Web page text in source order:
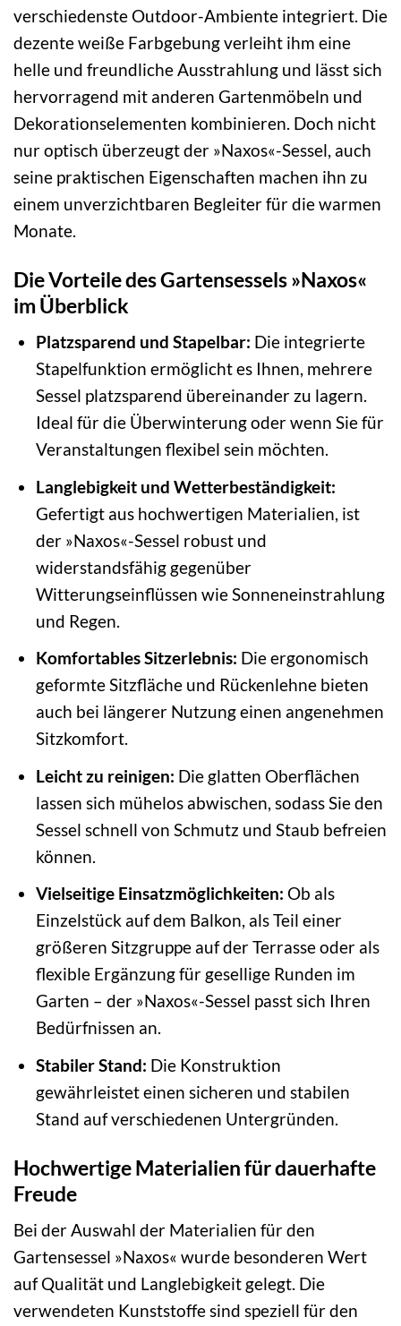
verschiedenste Outdoor-Ambiente integriert. Die
dezente weiße Farbgebung verleiht ihm eine
helle und freundliche Ausstrahlung und lässt sich
hervorragend mit anderen Gartenmöbeln und
Dekorationselementen kombinieren. Doch nicht
nur optisch überzeugt der »Naxos«-Sessel, auch
seine praktischen Eigenschaften machen ihn zu
einem unverzichtbaren Begleiter für die warmen
Monate.
Die Vorteile des Gartensessels »Naxos«
im Überblick
Platzsparend und Stapelbar: Die integrierte
Stapelfunktion ermöglicht es Ihnen, mehrere
Sessel platzsparend übereinander zu lagern.
Ideal für die Überwinterung oder wenn Sie für
Veranstaltungen flexibel sein möchten.
Langlebigkeit und Wetterbeständigkeit:
Gefertigt aus hochwertigen Materialien, ist
der »Naxos«-Sessel robust und
widerstandsfähig gegenüber
Witterungseinflüssen wie Sonneneinstrahlung
und Regen.
Komfortables Sitzerlebnis: Die ergonomisch
geformte Sitzfläche und Rückenlehne bieten
auch bei längerer Nutzung einen angenehmen
Sitzkomfort.
Leicht zu reinigen: Die glatten Oberflächen
lassen sich mühelos abwischen, sodass Sie den
Sessel schnell von Schmutz und Staub befreien
können.
Vielseitige Einsatzmöglichkeiten: Ob als
Einzelstück auf dem Balkon, als Teil einer
größeren Sitzgruppe auf der Terrasse oder als
flexible Ergänzung für gesellige Runden im
Garten – der »Naxos«-Sessel passt sich Ihren
Bedürfnissen an.
Stabiler Stand: Die Konstruktion
gewährleistet einen sicheren und stabilen
Stand auf verschiedenen Untergründen.
Hochwertige Materialien für dauerhafte
Freude
Bei der Auswahl der Materialien für den
Gartensessel »Naxos« wurde besonderen Wert
auf Qualität und Langlebigkeit gelegt. Die
verwendeten Kunststoffe sind speziell für den